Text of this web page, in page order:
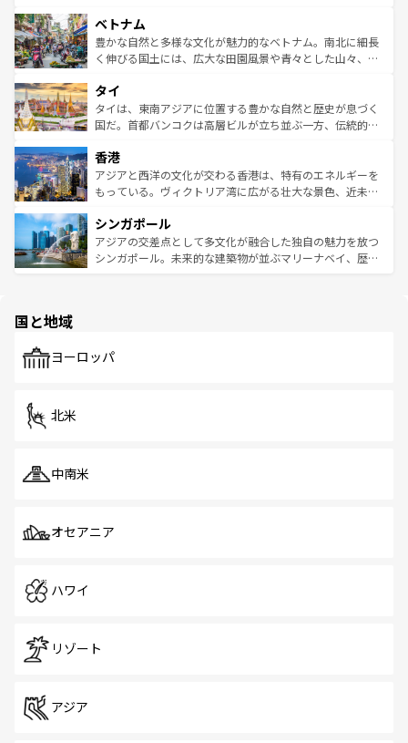
参照してほしい。
容にもいいと評判のスイーツなど、バラエティ豊かな料理
が味わえる。 なお、新着の台湾情報は コンテンツ一覧を参
照してほしい。
き、地方に足を延ばせば四季折々の自然美を楽しむことが
できる。そして、キムチや焼肉、絶品のストリートフード
まで、さまざまな韓国料理が待っている。夜には、韓国な
リティに包まれながら、韓国の多彩な魅力を心ゆくまで味
わってみてほしい。 なお、新着の韓国情報はコンテンツ一
覧を参照してほしい。
ベトナム
豊かな自然と多様な文化が魅力的なベトナム。南北に細長
く伸びる国土には、広大な田園風景や青々とした山々、世
急速な発展と共に伝統が息づく。ハノイの古い町並みやホ
ーチミン市のフランス統治時代の建物も、独特の雰囲気を
醸し出している。また、バラエティの豊かさとおいしさで
とつ。フォーやバインミー、ベトナムコーヒーなどは、ぜ
ひ現地で味わいたい。どの地域を訪れてもあたたかい人々
が旅行者を迎えてくれるので、きっと忘れられない旅にな
参照してほしい。
タイ
タイは、東南アジアに位置する豊かな自然と歴史が息づく
国だ。首都バンコクは高層ビルが立ち並ぶ一方、伝統的な
の活気が交差している。北部ではチェンマイなどの山岳地
帯で自然と触れ合い、南部ではプーケットやクラビの美し
いビーチでリゾート気分を楽しむことができる。タイ料理
激する。気候は一年中温暖で、どの季節にも異なる楽しみ
が待っている。親しみやすいタイの人々、仏教を中心とし
た文化、そして多様な観光資源が、訪れる旅人を魅了し続
香港
アジアと西洋の文化が交わる香港は、特有のエネルギーを
もっている。ヴィクトリア湾に広がる壮大な景色、近未来
み、どこを訪れても感動するはず。観光スポットが密集し
ており、効率よく見どころを回れるのも魅力。息をのむよ
うな絶景から文化的な体験まで、香港を存分に楽しみ尽く
シンガポール
アジアの交差点として多文化が融合した独自の魅力を放つ
シンガポール。未来的な建築物が並ぶマリーナベイ、歴史
で、ホーカーズは地元の風情を楽しめる外せないスポット
国と地域
ヨーロッパ
北米
中南米
オセアニア
ハワイ
リゾート
アジア